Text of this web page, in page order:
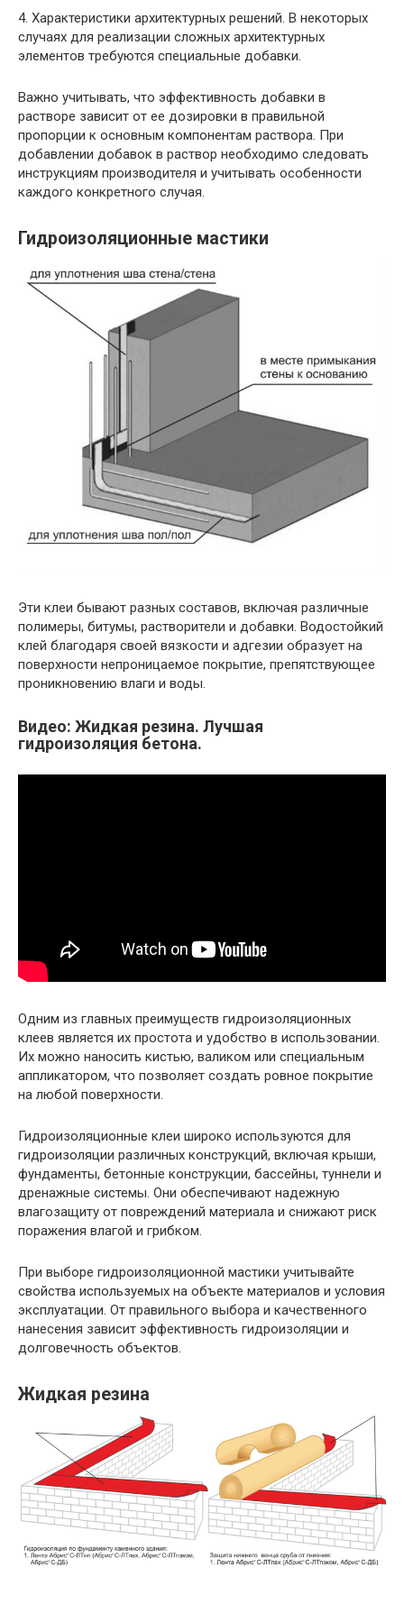
4. Характеристики архитектурных решений. В некоторых
случаях для реализации сложных архитектурных
элементов требуются специальные добавки.
Важно учитывать, что эффективность добавки в
растворе зависит от ее дозировки в правильной
пропорции к основным компонентам раствора. При
добавлении добавок в раствор необходимо следовать
инструкциям производителя и учитывать особенности
каждого конкретного случая.
Гидроизоляционные мастики
Эти клеи бывают разных составов, включая различные
полимеры, битумы, растворители и добавки. Водостойкий
клей благодаря своей вязкости и адгезии образует на
поверхности непроницаемое покрытие, препятствующее
проникновению влаги и воды.
Видео: Жидкая резина. Лучшая
гидроизоляция бетона.
Одним из главных преимуществ гидроизоляционных
клеев является их простота и удобство в использовании.
Их можно наносить кистью, валиком или специальным
аппликатором, что позволяет создать ровное покрытие
на любой поверхности.
Гидроизоляционные клеи широко используются для
гидроизоляции различных конструкций, включая крыши,
фундаменты, бетонные конструкции, бассейны, туннели и
дренажные системы. Они обеспечивают надежную
влагозащиту от повреждений материала и снижают риск
поражения влагой и грибком.
При выборе гидроизоляционной мастики учитывайте
свойства используемых на объекте материалов и условия
эксплуатации. От правильного выбора и качественного
нанесения зависит эффективность гидроизоляции и
долговечность объектов.
Жидкая резина